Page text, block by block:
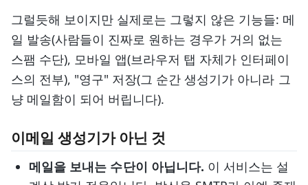
그럴듯해 보이지만 실제로는 그렇지 않은 기능들: 메
일 발송(사람들이 진짜로 원하는 경우가 거의 없는
스팸 수단), 모바일 앱(브라우저 탭 자체가 인터페이
스의 전부), "영구" 저장(그 순간 생성기가 아니라 그
냥 메일함이 되어 버립니다).
이메일 생성기가 아닌 것
메일을 보내는 수단이 아닙니다. 이 서비스는 설